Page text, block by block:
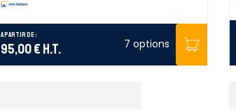
A partir de :
95,00 € H.T. 7 options